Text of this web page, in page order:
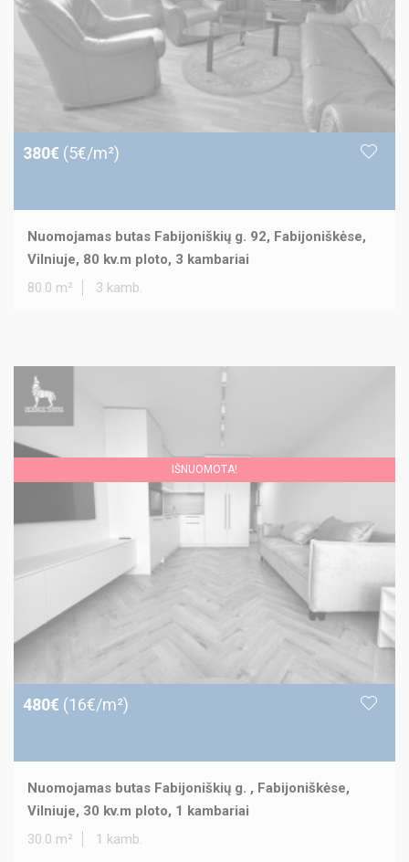
380€ (5€/m²)
Nuomojamas butas Fabijoniškių g. 92, Fabijoniškėse,
Vilniuje, 80 kv.m ploto, 3 kambariai
80.0 m²
3 kamb.
IŠNUOMOTA!
480€ (16€/m²)
Nuomojamas butas Fabijoniškių g. , Fabijoniškėse,
Vilniuje, 30 kv.m ploto, 1 kambariai
30.0 m²
1 kamb.